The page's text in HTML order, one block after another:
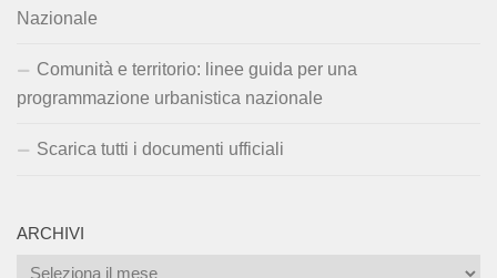
Nazionale
Comunità e territorio: linee guida per una
programmazione urbanistica nazionale
Scarica tutti i documenti ufficiali
ARCHIVI
Archivi